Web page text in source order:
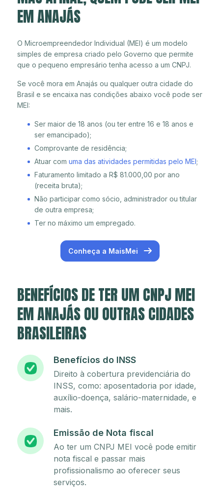
EM ANAJÁS
O Microempreendedor Individual (MEI) é um modelo
simples de empresa criado pelo Governo que permite
que o pequeno empresário tenha acesso a um CNPJ.
Se você mora em Anajás ou qualquer outra cidade do
Brasil e se encaixa nas condições abaixo você pode ser
MEI:
Ser maior de 18 anos (ou ter entre 16 e 18 anos e
ser emancipado);
Comprovante de residência;
Atuar com uma das atividades permitidas pelo MEI;
Faturamento limitado a R$ 81.000,00 por ano
(receita bruta);
Não participar como sócio, administrador ou titular
de outra empresa;
Ter no máximo um empregado.
Conheça a MaisMei
BENEFÍCIOS DE TER UM CNPJ MEI
EM ANAJÁS OU OUTRAS CIDADES
BRASILEIRAS
Benefícios do INSS
Direito à cobertura previdenciária do
INSS, como: aposentadoria por idade,
auxílio-doença, salário-maternidade, e
mais.
Emissão de Nota fiscal
Ao ter um CNPJ MEI você pode emitir
nota fiscal e passar mais
profissionalismo ao oferecer seus
serviços.